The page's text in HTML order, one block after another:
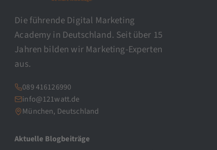
Die führende Digital Marketing
Academy in Deutschland. Seit über 15
Jahren bilden wir Marketing-Experten
aus.
089 416126990
info@121watt.de
München, Deutschland
Aktuelle Blogbeiträge